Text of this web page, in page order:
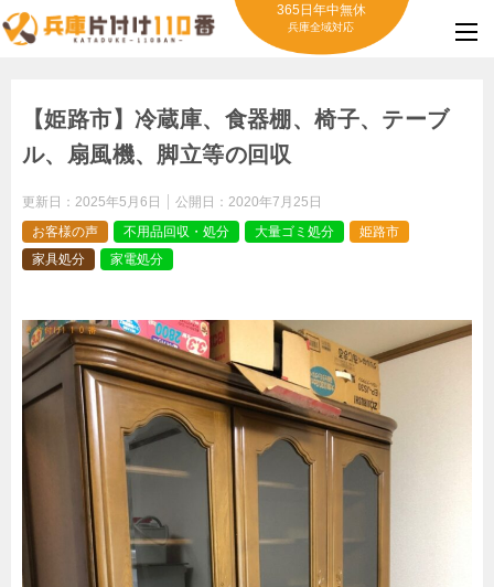
365日年中無休
兵庫全域対応
【姫路市】冷蔵庫、食器棚、椅子、テーブ
ル、扇風機、脚立等の回収
更新日： 2025年5月6日 公開日： 2020年7月25日
お客様の声
不用品回収・処分 大量ゴミ処分
姫路市
家具処分
家電処分